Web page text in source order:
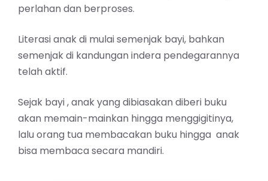
perlahan dan berproses.
Literasi anak di mulai semenjak bayi, bahkan
semenjak di kandungan indera pendegarannya
telah aktif.
Sejak bayi , anak yang dibiasakan diberi buku
akan memain-mainkan hingga menggigitinya,
lalu orang tua membacakan buku hingga anak
bisa membaca secara mandiri.